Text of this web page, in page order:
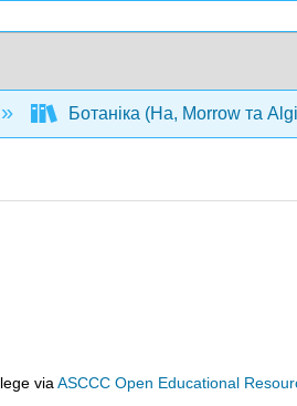
Ботаніка (Ha, Morrow та
via ASCCC Open Educational